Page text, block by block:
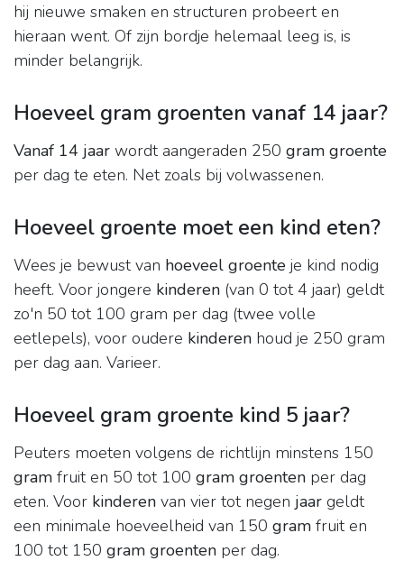
hij nieuwe smaken en structuren probeert en
hieraan went. Of zijn bordje helemaal leeg is, is
minder belangrijk.
Hoeveel gram groenten vanaf 14 jaar?
Vanaf 14 jaar wordt aangeraden 250 gram groente
per dag te eten. Net zoals bij volwassenen.
Hoeveel groente moet een kind eten?
Wees je bewust van hoeveel groente je kind nodig
heeft. Voor jongere kinderen (van 0 tot 4 jaar) geldt
zo'n 50 tot 100 gram per dag (twee volle
eetlepels), voor oudere kinderen houd je 250 gram
per dag aan. Varieer.
Hoeveel gram groente kind 5 jaar?
Peuters moeten volgens de richtlijn minstens 150
gram fruit en 50 tot 100 gram groenten per dag
eten. Voor kinderen van vier tot negen jaar geldt
een minimale hoeveelheid van 150 gram fruit en
100 tot 150 gram groenten per dag.